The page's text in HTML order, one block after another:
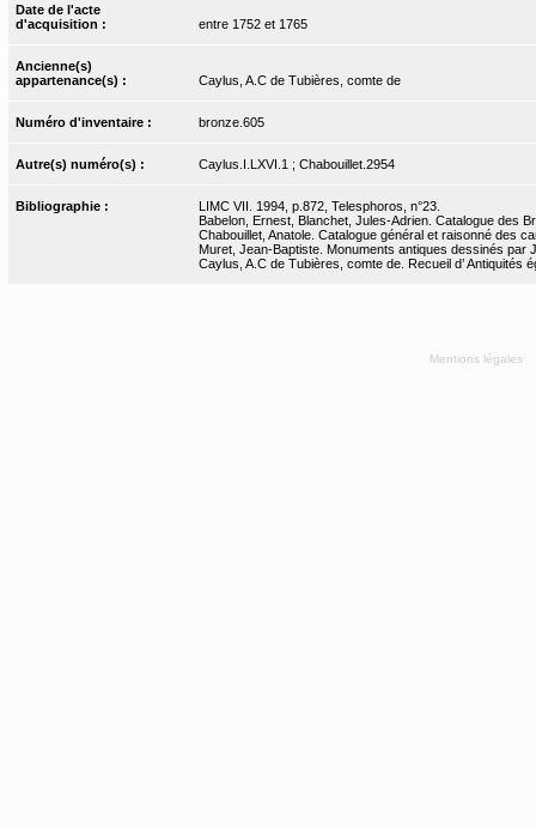
Date de l'acte
d'acquisition :
entre 1752 et 1765
Ancienne(s)
appartenance(s) :
Caylus, A.C de Tubières, comte de
Numéro d'inventaire : bronze.605
Autre(s) numéro(s) : Caylus.I.LXVI.1 ; Chabouillet.2954
Bibliographie :
LIMC VII. 1994, p.872, Telesphoros, n°23.
Babelon, Ernest, Blanchet, Jules-Adrien. Catalogue des
Chabouillet, Anatole. Catalogue général et raisonné des
Muret, Jean-Baptiste. Monuments antiques dessinés par
Caylus, A.C de Tubières, comte de. Recueil d’
Mentions légales